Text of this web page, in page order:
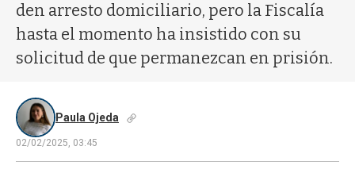
den arresto domiciliario, pero la Fiscalía
hasta el momento ha insistido con su
solicitud de que permanezcan en prisión.
Paula Ojeda
02/02/2025, 03:45